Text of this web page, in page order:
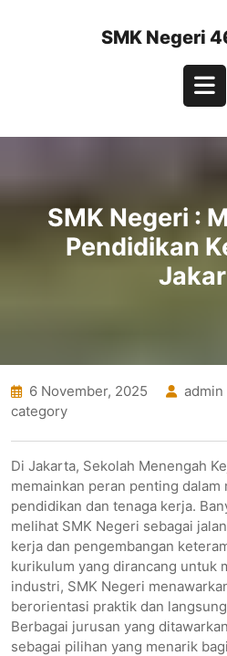
SMK Negeri
SMK Negeri :
Pendidikan
6 November, 2025 admin
category
Di Jakarta, Sekolah Menengah
memainkan peran penting dalam
pendidikan dan tenaga kerja.
melihat SMK Negeri sebagai
kerja dan pengembangan
kurikulum yang dirancang untuk
industri, SMK Negeri
berorientasi praktik dan
Berbagai jurusan yang
sebagai pilihan yang menarik